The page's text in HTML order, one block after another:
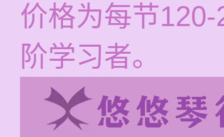
价格为每节
阶学习者。